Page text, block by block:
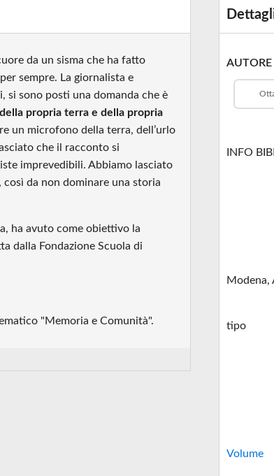
da un sisma che ha fatto
sempre. La giornalista e
si sono posti una domanda che è
propria terra e della propria
un microfono della terra, dell’urlo
che il racconto si
imprevedibili. Abbiamo lasciato
da non dominare una storia
ha avuto come obiettivo la
dalla Fondazione Scuola di
"Memoria e Comunità".
AUTORE
INFO
Modena,
tipo
Volume